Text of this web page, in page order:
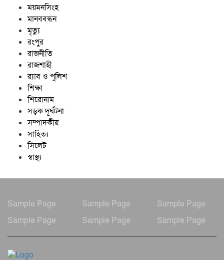
ময়মনসিংহ
মানববন্ধন
মৃত্যু
রংপুর
রাজনীতি
রাজশাহী
র‍্যাব ও পুলিশ
শিক্ষা
শিরোনাম
সড়ক দূর্ঘটনা
সম্পাদকীয়
সাহিত্য
সিলেট
স্বাস্থ্য
Sample Page Sample Page
Sample Page
Sample Page
Sample Page Sample Page